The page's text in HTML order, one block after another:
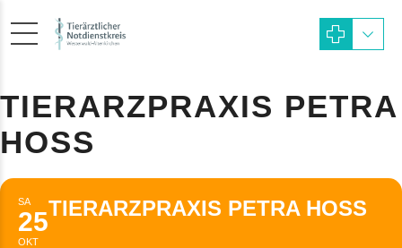
TIERARZPRAXIS PETRA
HOSS
SA
25
OKT
TIERARZPRAXIS PETRA HOSS